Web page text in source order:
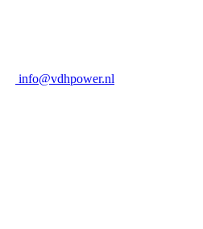
info@vdhpower.nl